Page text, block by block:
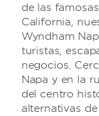
de las
California,
Wyndham
turistas,
negocios.
Napa y en la
del centro
alternativas